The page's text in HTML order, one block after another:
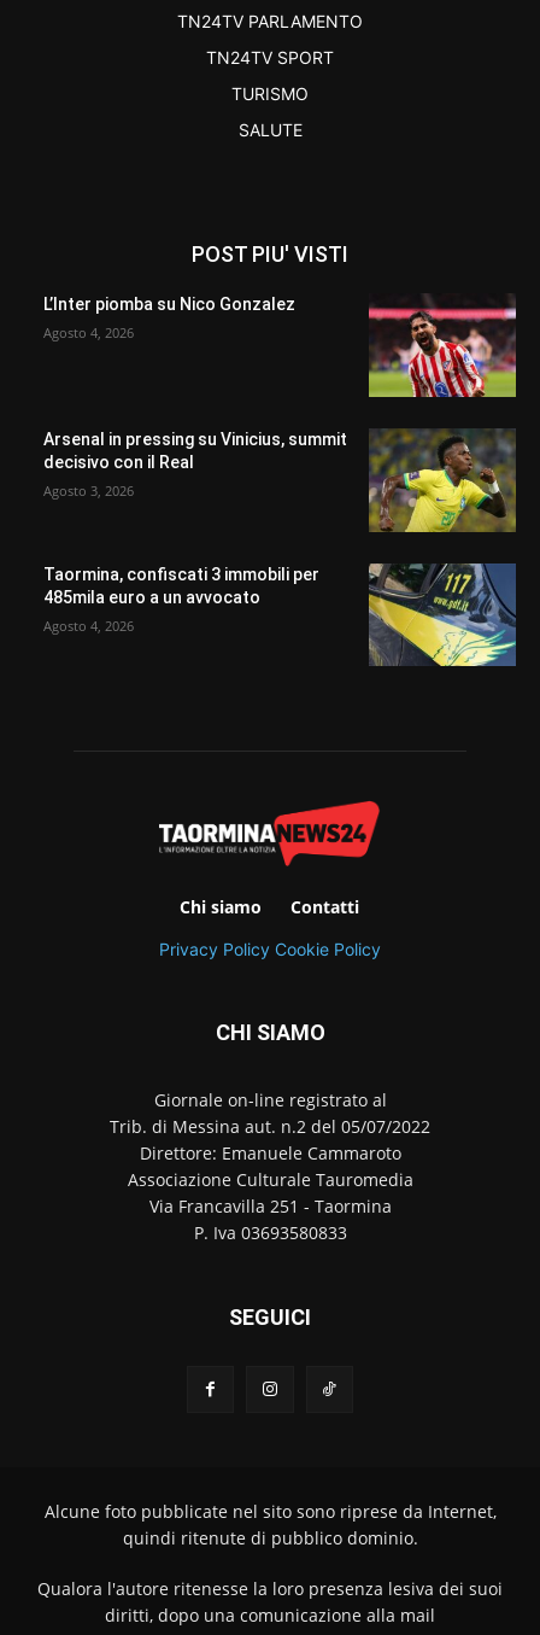
TN24TV PARLAMENTO
TN24TV SPORT
TURISMO
SALUTE
POST PIU' VISTI
L’Inter piomba su Nico Gonzalez
Agosto 4, 2026
Arsenal in pressing su Vinicius, summit
decisivo con il Real
Agosto 3, 2026
Taormina, confiscati 3 immobili per
485mila euro a un avvocato
Agosto 4, 2026
Chi siamo Contatti
Privacy Policy Cookie Policy
CHI SIAMO
Giornale on-line registrato al
Trib. di Messina aut. n.2 del 05/07/2022
Direttore: Emanuele Cammaroto
Associazione Culturale Tauromedia
Via Francavilla 251 - Taormina
P. Iva 03693580833
SEGUICI
Alcune foto pubblicate nel sito sono riprese da Internet,
quindi ritenute di pubblico dominio.
Qualora l'autore ritenesse la loro presenza lesiva dei suoi
diritti, dopo una comunicazione alla mail